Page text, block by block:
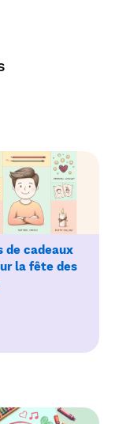
de cadeaux
la fête des